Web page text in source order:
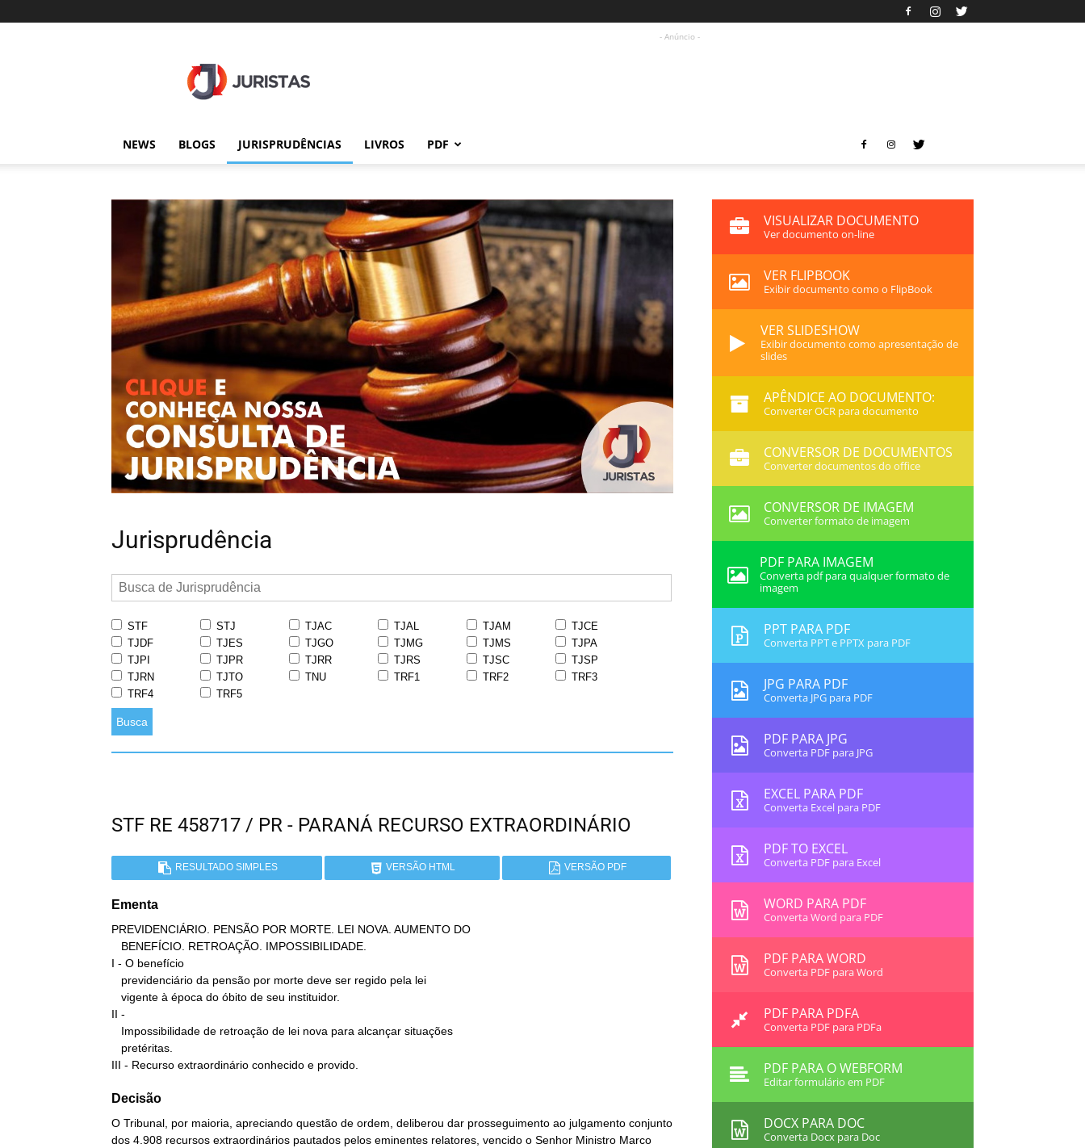
- Anúncio -
NEWS BLOGS JURISPRUDÊNCIAS LIVROS PDF
Jurisprudência
STF STJ TJAC TJAL TJAM
TJCE
TJDF
TJES TJGO TJMG TJMS
TJPA
TJPI
TJPR TJRR TJRS TJSC
TJSP
TJRN
TJTO TNU TRF1 TRF2
TRF3
TRF4
TRF5
Busca
STF RE 458717 / PR - PARANÁ RECURSO EXTRAORDINÁRIO
RESULTADO SIMPLES VERSÃO HTML VERSÃO PDF
Ementa
PREVIDENCIÁRIO. PENSÃO POR MORTE. LEI NOVA. AUMENTO DO
I - O benefício
II -
III - Recurso extraordinário conhecido e provido.
Decisão
O Tribunal, por maioria, apreciando questão de ordem, deliberou dar prosseguimento ao julgamento conjunto
dos 4.908 recursos extraordinários pautados pelos eminentes relatores, vencido o Senhor Ministro Marco
VISUALIZAR DOCUMENTO
Ver documento on-line
VER FLIPBOOK
Exibir documento como o FlipBook
VER SLIDESHOW
Exibir documento como apresentação de
slides
APÊNDICE AO DOCUMENTO:
Converter OCR para documento
CONVERSOR DE DOCUMENTOS
Converter documentos do office
CONVERSOR DE IMAGEM
Converter formato de imagem
PDF PARA IMAGEM
Converta pdf para qualquer formato de
imagem
PPT PARA PDF
Converta PPT e PPTX para PDF
JPG PARA PDF
Converta JPG para PDF
PDF PARA JPG
Converta PDF para JPG
EXCEL PARA PDF
Converta Excel para PDF
PDF TO EXCEL
Converta PDF para Excel
WORD PARA PDF
Converta Word para PDF
PDF PARA WORD
Converta PDF para Word
PDF PARA PDFA
Converta PDF para PDFa
PDF PARA O WEBFORM
Editar formulário em PDF
DOCX PARA DOC
Converta Docx para Doc